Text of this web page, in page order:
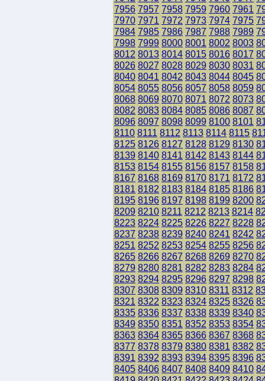
7956 7957 7958 7959 7960 7961
7970 7971 7972 7973 7974 7975
7984 7985 7986 7987 7988 7989
7998 7999 8000 8001 8002 8003
8012 8013 8014 8015 8016 8017
8026 8027 8028 8029 8030 8031
8040 8041 8042 8043 8044 8045
8054 8055 8056 8057 8058 8059
8068 8069 8070 8071 8072 8073
8082 8083 8084 8085 8086 8087
8096 8097 8098 8099 8100 8101
8110 8111 8112 8113 8114 8115
8125 8126 8127 8128 8129 8130
8139 8140 8141 8142 8143 8144
8153 8154 8155 8156 8157 8158
8167 8168 8169 8170 8171 8172
8181 8182 8183 8184 8185 8186
8195 8196 8197 8198 8199 8200
8209 8210 8211 8212 8213 8214
8223 8224 8225 8226 8227 8228
8237 8238 8239 8240 8241 8242
8251 8252 8253 8254 8255 8256
8265 8266 8267 8268 8269 8270
8279 8280 8281 8282 8283 8284
8293 8294 8295 8296 8297 8298
8307 8308 8309 8310 8311 8312
8321 8322 8323 8324 8325 8326
8335 8336 8337 8338 8339 8340
8349 8350 8351 8352 8353 8354
8363 8364 8365 8366 8367 8368
8377 8378 8379 8380 8381 8382
8391 8392 8393 8394 8395 8396
8405 8406 8407 8408 8409 8410